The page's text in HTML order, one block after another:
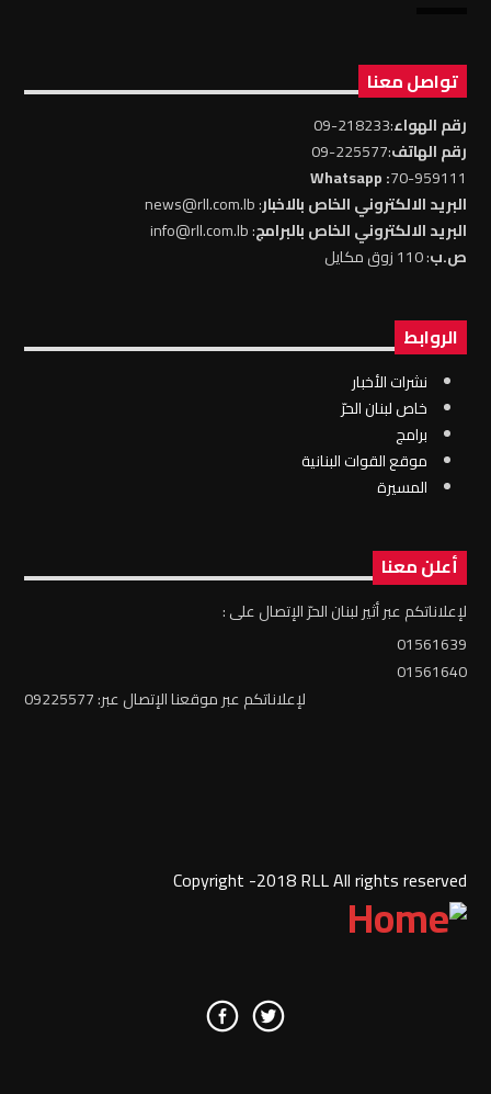
تواصل معنا
رقم الهواء:218233-09
رقم الهاتف:225577-09
70-959111
: Whatsapp
البريد الالكتروني الخاص بالاخبار: news@rll.com.lb
البريد الالكتروني الخاص بالبرامج: info@rll.com.lb
ص.ب: 110 زوق مكايل
الروابط
نشرات الأخبار
خاص لبنان الحرّ
برامج
موقع القوات البنانية
المسيرة
أعلن معنا
لإعلاناتكم عبر أثير لبنان الحرّ الإتصال على :
01561639
01561640
لإعلاناتكم عبر موقعنا الإتصال عبر: 09225577
Copyright -2018 RLL All rights reserved